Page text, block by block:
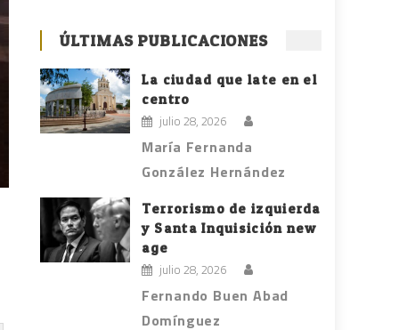
ÚLTIMAS PUBLICACIONES
La ciudad que late en el
centro
julio 28, 2026
María Fernanda
González Hernández
Terrorismo de izquierda
y Santa Inquisición new
age
julio 28, 2026
Fernando Buen Abad
Domínguez